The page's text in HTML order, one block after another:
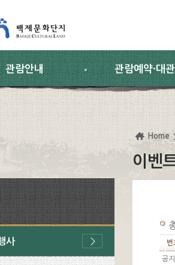
관람안내 관람예약·대관
사
Home
이벤
번
공지